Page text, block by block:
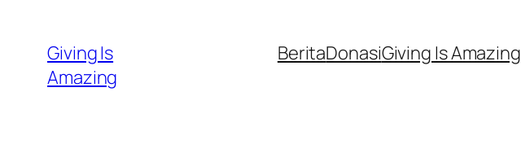
content
Giving Is
Amazing
BeritaDonasiGiving Is Amazing